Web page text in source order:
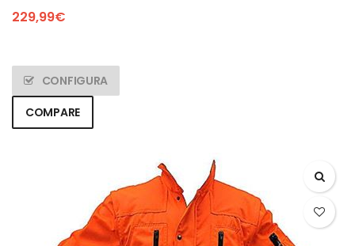
229,99€
CONFIGURA
COMPARE